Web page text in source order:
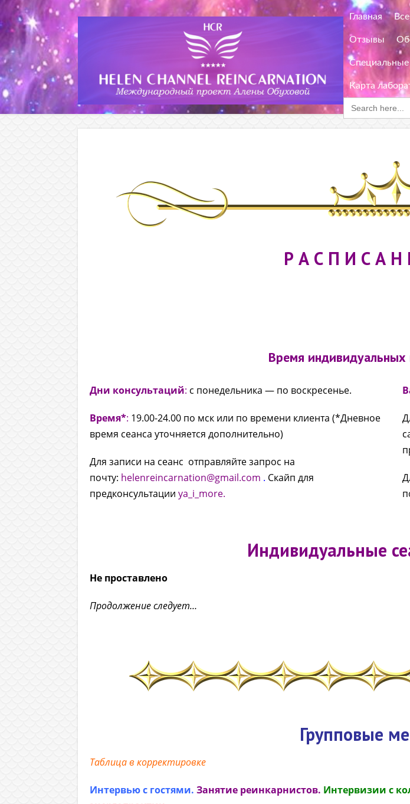
Главная
Отзывы
Карта
for:
Р А С П И С А Н
Время индивидуальных
Дни консультаций: с понедельника — по воскресенье.
Время*: 19.00-24.00 по мск или по времени клиента (*Дневное
время сеанса уточняется дополнительно)
Для записи на сеанс отправляйте запрос на
почту: helenreincarnation@gmail.com . Скайп для
предконсультации ya_i_more.
Индивидуальные
Не проставлено
Продолжение следует…
Групповые
Таблица в корректировке
Интервью с гостями. Занятие реинкарнистов. Интервизии с